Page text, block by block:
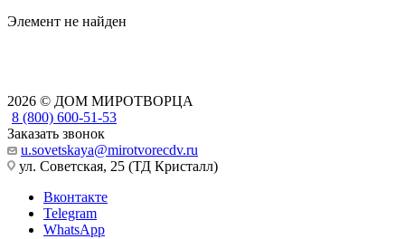
Элемент не найден
2026 © ДОМ МИРОТВОРЦА
8 (800) 600-51-53
Заказать звонок
u.sovetskaya@mirotvorecdv.ru
ул. Советская, 25 (ТД Кристалл)
Вконтакте
Telegram
WhatsApp